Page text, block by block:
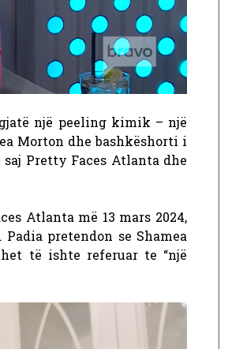
gjatë një peeling kimik – një
Morton dhe bashkëshorti i
Pretty Faces Atlanta dhe
Atlanta më 13 mars 2024,
pretendon se Shamea
të ishte referuar te “një